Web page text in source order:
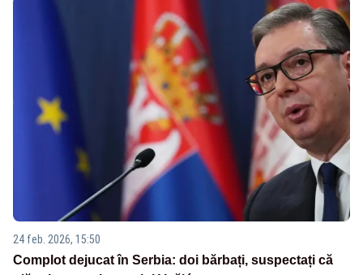
24 feb. 2026, 15:50
Complot dejucat în Serbia: doi bărbați, suspectați că